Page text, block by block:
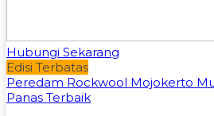
Hubungi Sekarang
Edisi Terbatas
Peredam Rockwool Mojokerto
Panas Terbaik